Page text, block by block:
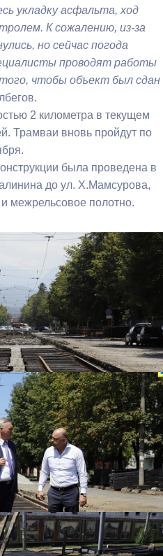
укладку асфальта, ход
К сожалению, из-за
но сейчас погода
проводят работы
чтобы объект был сдан
2 километра в текущем
Трамваи вновь пройдут по
была проведена в
до ул. Х.Мамсурова,
межрельсовое полотно.